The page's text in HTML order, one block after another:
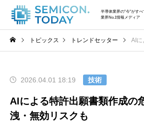
半導体業界の"今"がすべ
業界No.1情報メディア
トピックス トレンドセッター AIによる
2026.04.01 18:19 技術
AIによる特許出願書類作成
洩・無効リスクも